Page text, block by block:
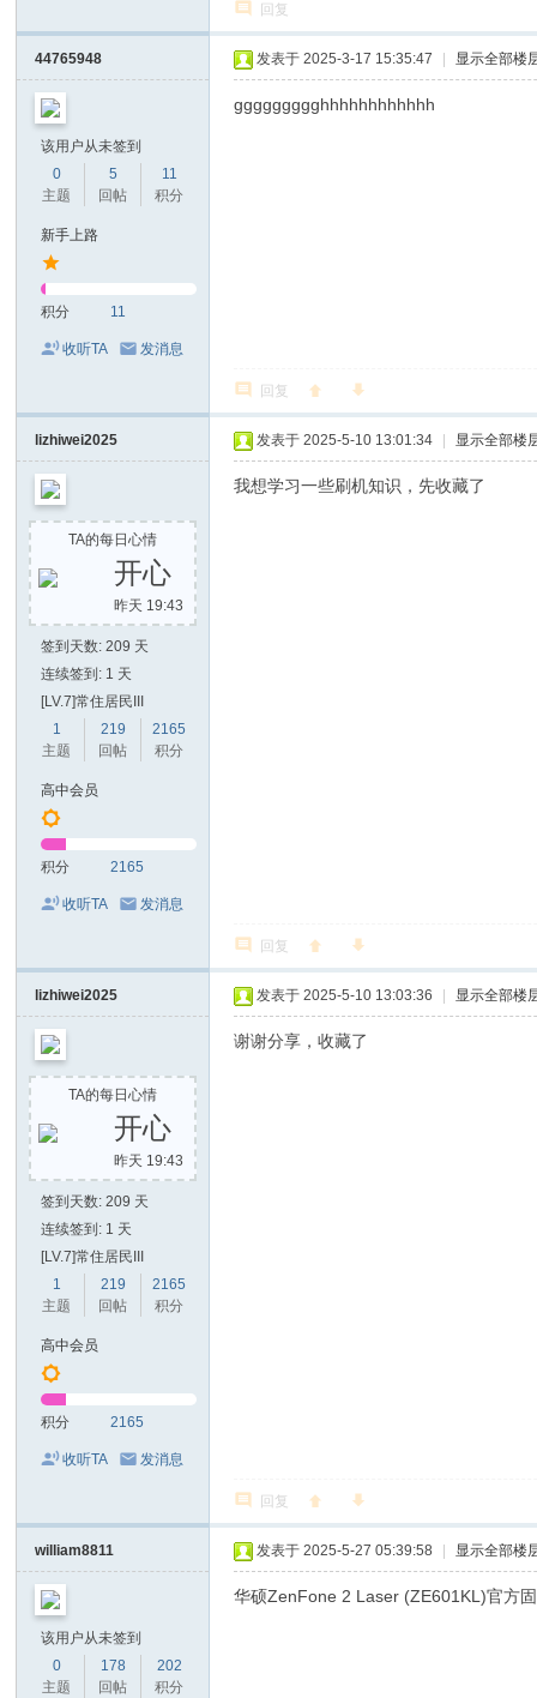
回复
44765948
该用户从未签到
0
主题
5
回帖
11
积分
新手上路
积分 11
收听TA 发消息
发表于 2025-3-17 15:35:47 显示全部楼
ggggggggghhhhhhhhhhhh
回复
lizhiwei2025
TA的每日心情
开心
昨天 19:43
签到天数: 209 天
连续签到: 1 天
[LV.7]常住居民III
1
主题
219
回帖
2165
积分
高中会员
积分 2165
收听TA 发消息
发表于 2025-5-10 13:01:34 显示全部楼
我想学习一些刷机知识，先收藏了
回复
lizhiwei2025
TA的每日心情
开心
昨天 19:43
签到天数: 209 天
连续签到: 1 天
[LV.7]常住居民III
1
主题
219
回帖
2165
积分
高中会员
积分 2165
收听TA 发消息
发表于 2025-5-10 13:03:36 显示全部楼
谢谢分享，收藏了
回复
william8811
该用户从未签到
0
主题
178
回帖
202
积分
发表于 2025-5-27 05:39:58 显示全部楼
华硕ZenFone 2 Laser (ZE601KL)官方